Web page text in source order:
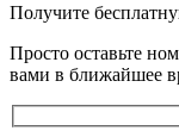
Получите
Просто оставьте
вами в ближайшее